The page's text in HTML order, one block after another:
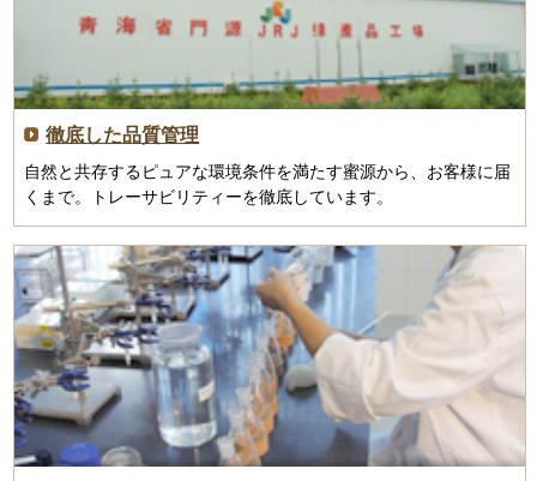
徹底した品質管理
自然と共存するピュアな環境条件を満たす蜜源から、お客様に届
くまで。トレーサビリティーを徹底しています。